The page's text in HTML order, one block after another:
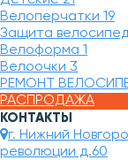
Велоперчатки 19
Защита
Велоформа 1
Велоочки 3
РЕМОНТ
РАСПРОДАЖА
КОНТАКТЫ
г. Нижний
революции д.60